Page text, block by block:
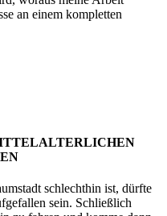
an einem kompletten
schlechthin ist, dürfte
sein. Schließlich